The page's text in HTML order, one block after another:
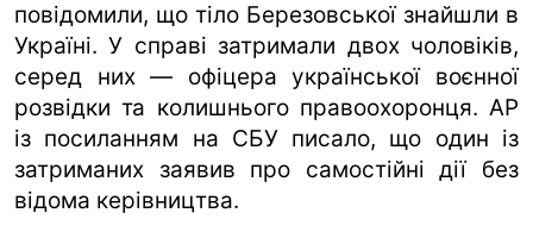
повідомили, що тіло Березовської знайшли в
Україні. У справі затримали двох чоловіків,
серед них — офіцера української воєнної
розвідки та колишнього правоохоронця. AP
із посиланням на СБУ писало, що один із
затриманих заявив про самостійні дії без
відома керівництва.